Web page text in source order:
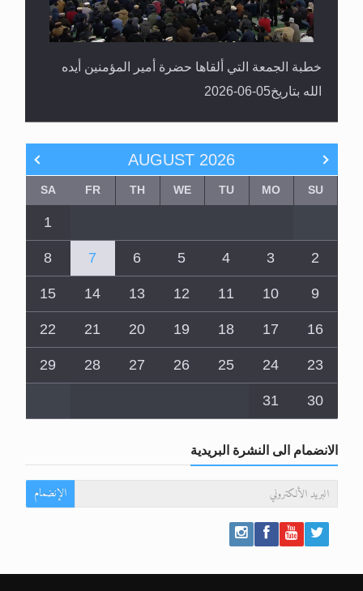
خطبة الجمعة التي ألقاها حضرة أمير المؤمنين أيده
الله بتاريخ05-06-2026
AUGUST 2026
SU
MO
TU
WE
TH
FR
SA
1
2
3
4
5
6
7
8
9
10
11
12
13
14
15
16
17
18
19
20
21
22
23
24
25
26
27
28
29
30
31
الانضمام الى النشرة البريدية
الإنضمام